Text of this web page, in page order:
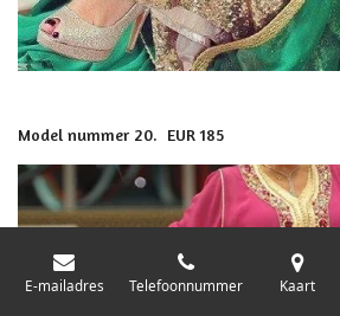
Model nummer 20. EUR 185
E-mailadres Telefoonnummer Kaart